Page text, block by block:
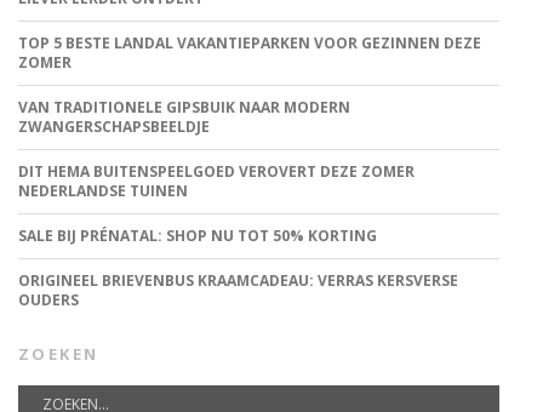
TOP 5 BESTE LANDAL VAKANTIEPARKEN VOOR GEZINNEN DEZE
ZOMER
VAN TRADITIONELE GIPSBUIK NAAR MODERN
ZWANGERSCHAPSBEELDJE
DIT HEMA BUITENSPEELGOED VEROVERT DEZE ZOMER
NEDERLANDSE TUINEN
SALE BIJ PRÉNATAL: SHOP NU TOT 50% KORTING
ORIGINEEL BRIEVENBUS KRAAMCADEAU: VERRAS KERSVERSE
OUDERS
ZOEKEN